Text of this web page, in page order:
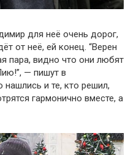
для неё очень дорог,
от неё, ей конец. “Верен
пара, видно что они любят
— пишут в
и те, кто решил,
гармонично вместе, а